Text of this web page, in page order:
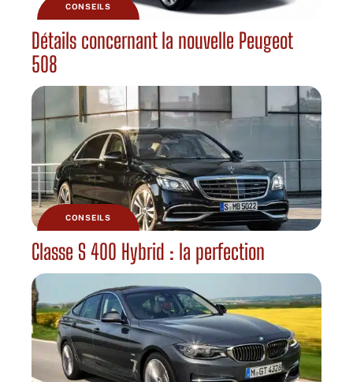
CONSEILS
Détails concernant la nouvelle Peugeot
508
CONSEILS
Classe S 400 Hybrid : la perfection